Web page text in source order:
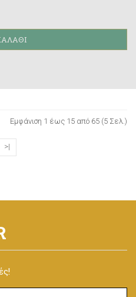
Εμφάνιση 1 έως 15 από 65 (5 Σελ.)
>|